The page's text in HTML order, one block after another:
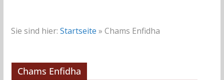
Sie sind hier: Startseite » Chams Enfidha
Chams Enfidha